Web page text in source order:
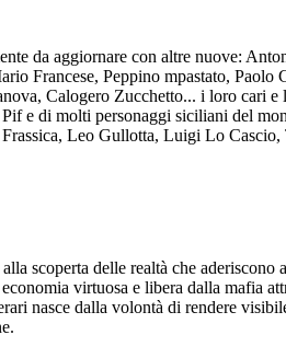
da aggiornare con altre nuove:
Francese, Peppino mpastato,
Calogero Zucchetto... i loro cari e
e di molti personaggi siciliani del
Leo Gullotta, Luigi Lo Cascio,
scoperta delle realtà che
virtuosa e libera dalla mafia
nasce dalla volontà di rendere